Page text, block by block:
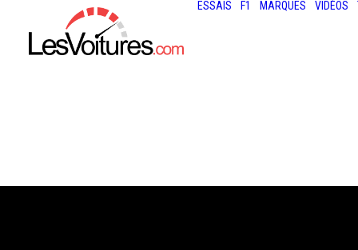
ESSAIS F1 MARQUES VIDÉOS